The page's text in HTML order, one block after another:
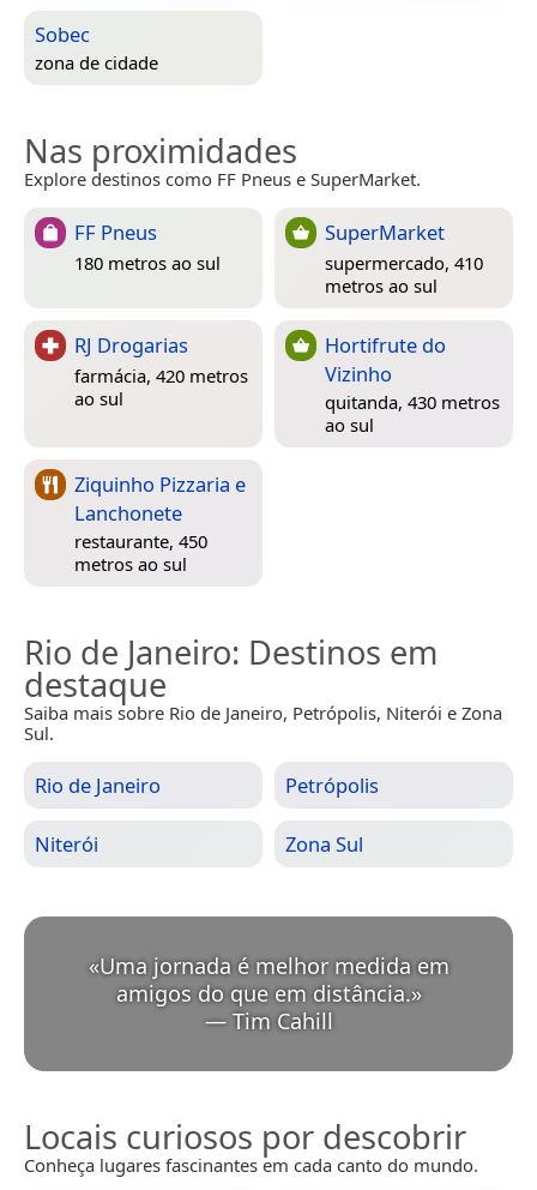
Sobec
zona de cidade
Nas proximidades
Explore destinos como FF Pneus e SuperMarket.
FF Pneus
180 metros ao sul
SuperMarket
supermercado, 410
metros ao sul
RJ Drogarias
farmácia, 420 metros
ao sul
Hortifrute do
Vizinho
quitanda, 430 metros
ao sul
Ziquinho Pizzaria e
Lanchonete
restaurante, 450
metros ao sul
Rio de Janeiro: Destinos em
destaque
Saiba mais sobre Rio de Janeiro, Petrópolis, Niterói e Zona
Sul.
Rio de Janeiro Petrópolis
Niterói Zona Sul
«Uma jornada é melhor medida em
amigos do que em distância. »
— Tim Cahill
Locais curiosos por descobrir
Conheça lugares fascinantes em cada canto do mundo.